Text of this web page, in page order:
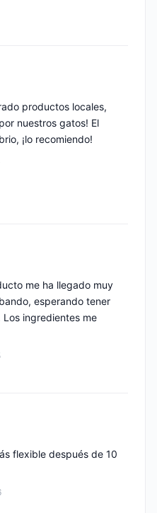
productos locales,
nuestros gatos! El
¡lo recomiendo!
me ha llegado muy
esperando tener
ingredientes me
flexible después de 10